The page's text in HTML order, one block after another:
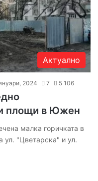
Актуално
2024 7 5 106
площи в Южен
малка горичката в
ул. "Цветарска" и ул.